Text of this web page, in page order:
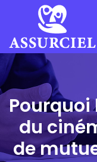
Pourquoi
du
de